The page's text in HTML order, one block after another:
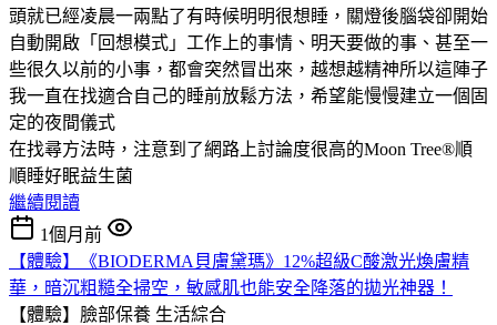
頭就已經凌晨一兩點了有時候明明很想睡，關燈後腦袋卻開始
自動開啟「回想模式」工作上的事情、明天要做的事、甚至一
些很久以前的小事，都會突然冒出來，越想越精神所以這陣子
我一直在找適合自己的睡前放鬆方法，希望能慢慢建立一個固
定的夜間儀式
在找尋方法時，注意到了網路上討論度很高的Moon Tree®順
順睡好眠益生菌
繼續閱讀
1個月前
【體驗】《BIODERMA貝膚黛瑪》12%超級C酸激光煥膚精
華，暗沉粗糙全掃空，敏感肌也能安全降落的拋光神器！
【體驗】臉部保養 生活綜合